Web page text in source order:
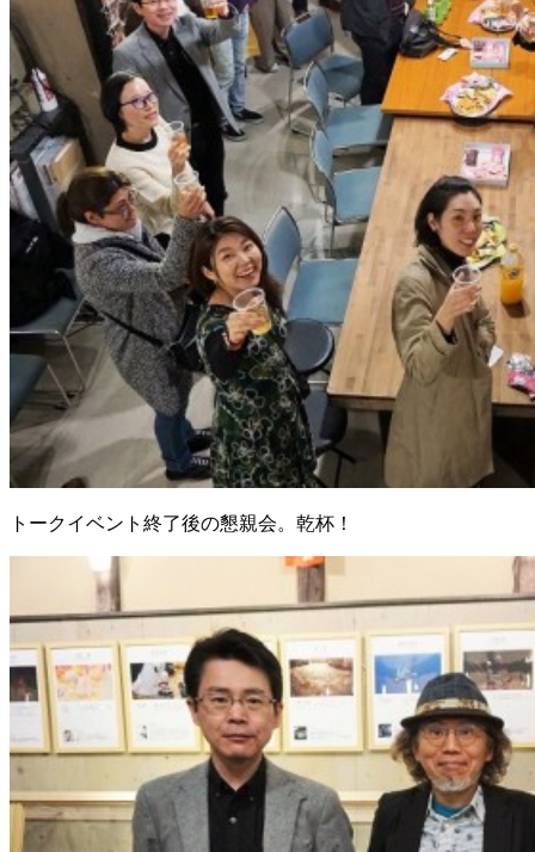
トークイベント終了後の懇親会。乾杯！